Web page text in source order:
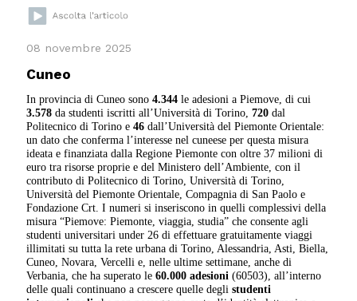
08 novembre 2025
Cuneo
In provincia di Cuneo sono4.344 le adesioni a Piemove, di cui
3.578 da studenti iscritti all’Università di Torino,720 dal
Politecnico di Torino e46 dall’Università del Piemonte Orientale:
un dato che conferma l’interesse nel cuneese per questa misura
ideata e finanziata dalla Regione Piemonte con oltre 37 milioni di
euro tra risorse proprie e del Ministero dell’Ambiente, con il
contributo di Politecnico di Torino, Università di Torino,
Università del Piemonte Orientale, Compagnia di San Paolo e
Fondazione Crt. I numeri si inseriscono in quelli complessivi della
misura “Piemove: Piemonte, viaggia, studia” che consente agli
studenti universitari under 26 di effettuare gratuitamente viaggi
illimitati su tutta la rete urbana di Torino, Alessandria, Asti, Biella,
Cuneo, Novara, Vercelli e, nelle ultime settimane, anche di
Verbania, che ha superato le60.000 adesioni (60503), all’interno
delle quali continuano a crescere quelle deglistudenti